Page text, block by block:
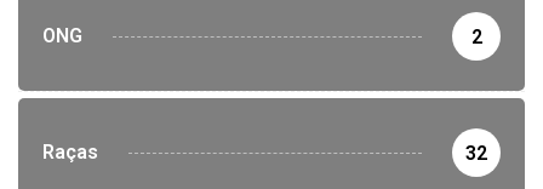
ONG 2
Raças 32